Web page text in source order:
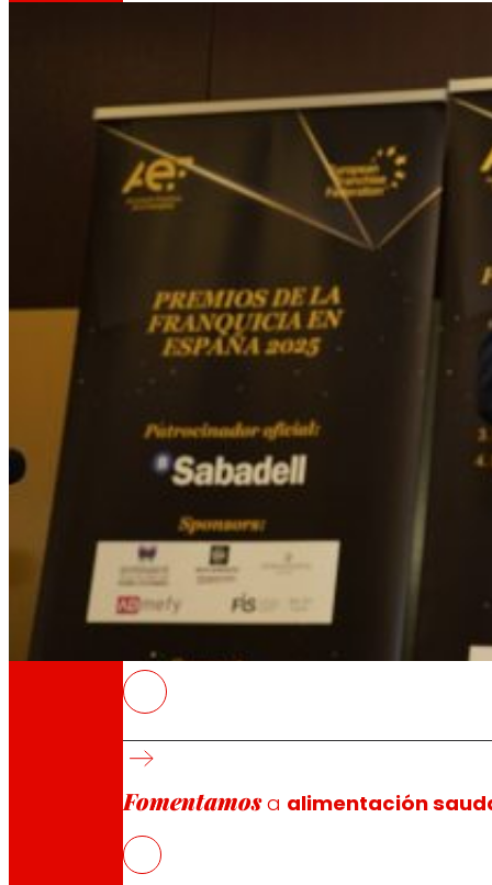
Todo o noso ADN: unha viaxe pola misión, a
Cooperativa
Somos por e para as persoas. Descubre a
Fundación
Compromisos
CompromisosEROSKI
Fomentamosa alimentación
EROSKI suma o seu quinto premio como
A cooperativa consolidou en 2025 o
O modelo de franquía de EROSKI
produto local.